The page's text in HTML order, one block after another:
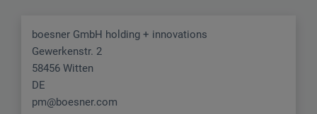
boesner GmbH holding + innovations
Gewerkenstr. 2
58456 Witten
DE
pm@boesner.com